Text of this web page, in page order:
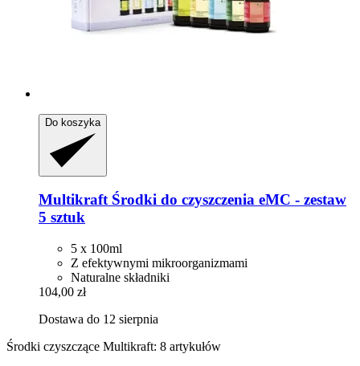
Do koszyka
MultikraftŚrodki do czyszczenia eMC -​ zestaw
5 sztuk
5 x 100ml
Z efektywnymi mikroorganizmami
Naturalne składniki
104,00 zł
Dostawa do 12 sierpnia
Środki czyszczące Multikraft: 8 artykułów